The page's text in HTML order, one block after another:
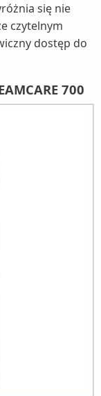
się nie
czytelnym
dostęp do
700